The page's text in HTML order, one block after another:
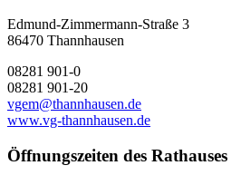
Edmund-Zimmermann-Straße 3
86470 Thannhausen
08281 901-0
08281 901-20
vgem@thannhausen.de
www.vg-thannhausen.de
Öffnungszeiten des Rathauses